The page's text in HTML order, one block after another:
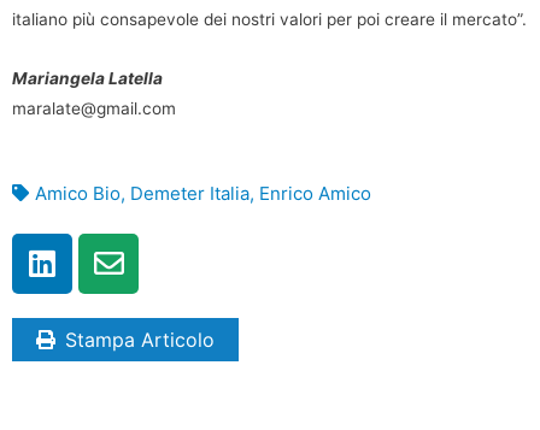
italiano più consapevole dei nostri valori per poi creare il mercato”.
Mariangela Latella
maralate@gmail.com
Amico Bio, Demeter Italia, Enrico Amico
Stampa Articolo